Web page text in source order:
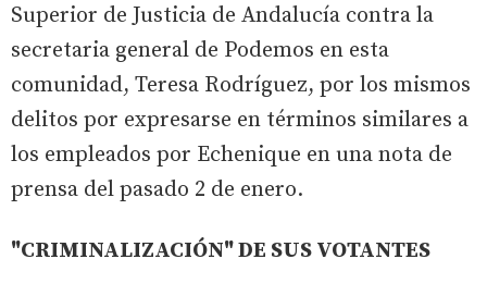
Superior de Justicia de Andalucía contra la
secretaria general de Podemos en esta
comunidad, Teresa Rodríguez, por los mismos
delitos por expresarse en términos similares a
los empleados por Echenique en una nota de
prensa del pasado 2 de enero.
"CRIMINALIZACIÓN" DE SUS VOTANTES